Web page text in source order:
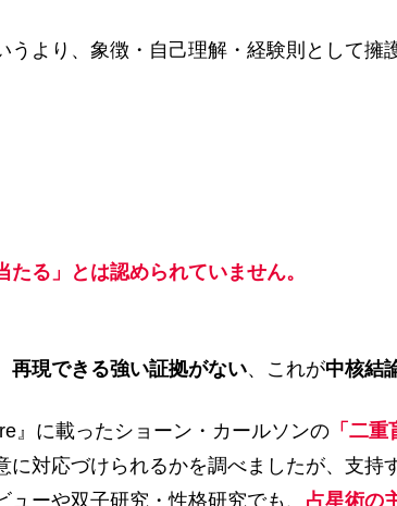
うより、象徴・自己理解・経験則として擁
る」とは認められていません。
再現できる強い証拠がない、これが中核結
』に載ったショーン・カールソンの「二重
に対応づけられるかを調べましたが、支持
ーや双子研究・性格研究でも、 占星術の